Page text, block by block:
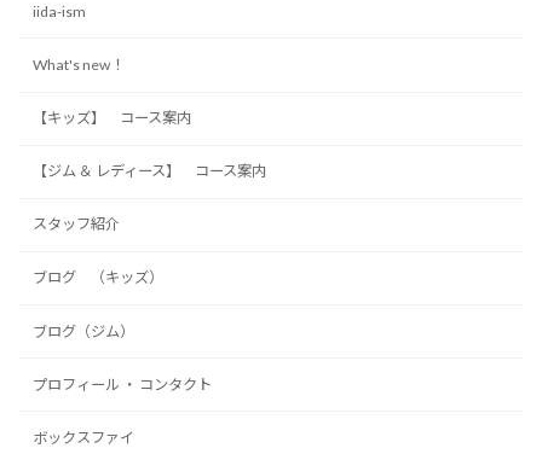
iida-ism
What's new！
【キッズ】 コース案内
【ジム ＆ レディース】 コース案内
スタッフ紹介
ブログ （キッズ）
ブログ（ジム）
プロフィール ・ コンタクト
ボックスファイ